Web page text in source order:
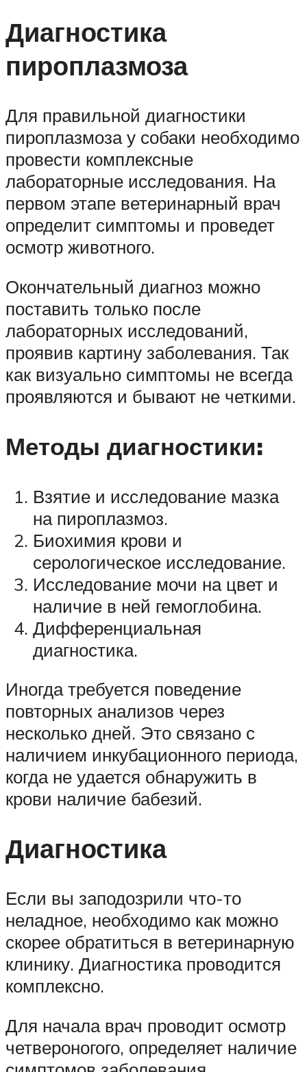
Диагностика
пироплазмоза
Для правильной диагностики
пироплазмоза у собаки необходимо
провести комплексные
лабораторные исследования. На
первом этапе ветеринарный врач
определит симптомы и проведет
осмотр животного.
Окончательный диагноз можно
поставить только после
лабораторных исследований,
проявив картину заболевания. Так
как визуально симптомы не всегда
проявляются и бывают не четкими.
Методы диагностики:
Взятие и исследование мазка
на пироплазмоз.
Биохимия крови и
серологическое исследование.
Исследование мочи на цвет и
наличие в ней гемоглобина.
Дифференциальная
диагностика.
Иногда требуется поведение
повторных анализов через
несколько дней. Это связано с
наличием инкубационного периода,
когда не удается обнаружить в
крови наличие бабезий.
Диагностика
Если вы заподозрили что-то
неладное, необходимо как можно
скорее обратиться в ветеринарную
клинику. Диагностика проводится
комплексно.
Для начала врач проводит осмотр
четвероногого, определяет наличие